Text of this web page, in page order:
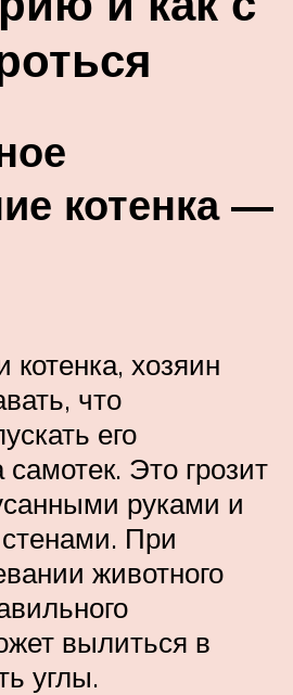
котенка —
котенка, хозяин
что
его
Это грозит
руками и
При
животного
вылиться в
углы.